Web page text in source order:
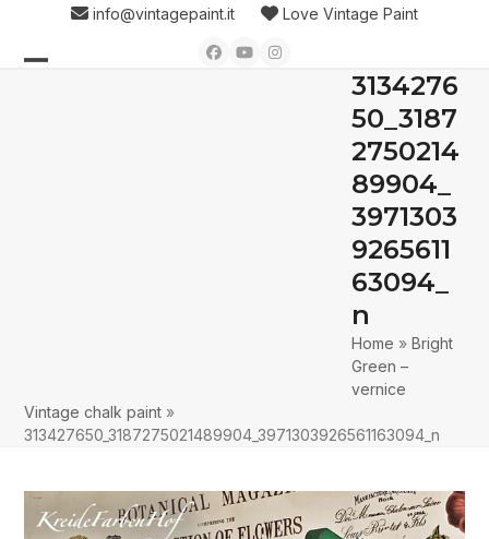
content
info@vintagepaint.it Love Vintage Paint
Facebook
YouTubeInstagram
3134276
50_3187
2750214
89904_
3971303
9265611
63094_
n
Home »Bright
Green –
vernice
Vintage chalk paint »
313427650_3187275021489904_3971303926561163094_n